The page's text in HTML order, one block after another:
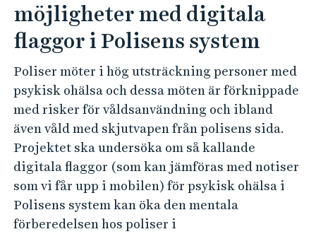
möjligheter med digitala
flaggor i Polisens system
Poliser möter i hög utsträckning personer med
psykisk ohälsa och dessa möten är förknippade
med risker för våldsanvändning och ibland
även våld med skjutvapen från polisens sida.
Projektet ska undersöka om så kallande
digitala flaggor (som kan jämföras med notiser
som vi får upp i mobilen) för psykisk ohälsa i
Polisens system kan öka den mentala
förberedelsen hos poliser i